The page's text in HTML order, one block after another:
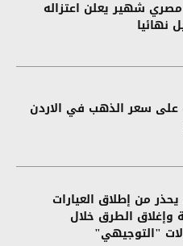
شهير يعلن اعتزاله
نهائيا
سعر الذهب في الاردن
يحذر من إطلاق العيارات
وإغلاق الطرق خلال
"التوجيهي"